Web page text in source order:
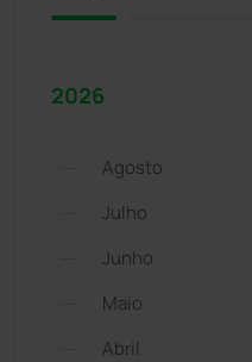
2026
Agosto
Julho
Junho
Maio
Abril